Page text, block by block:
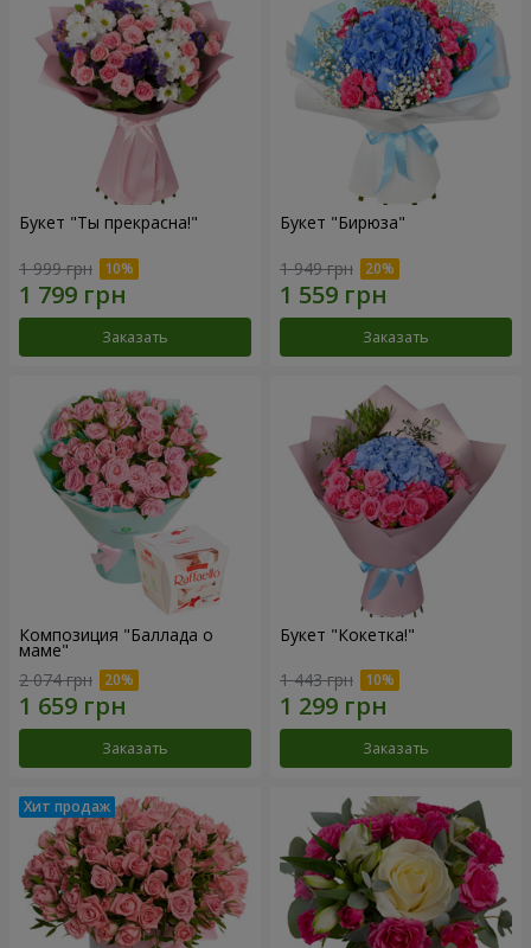
Букет "Ты прекрасна!"
1 999 грн
Заказать
Букет "Бирюза"
1 949 грн
Заказать
Композиция "Баллада о
маме"
2 074 грн
Заказать
Букет "Кокетка!"
1 443 грн
Заказать